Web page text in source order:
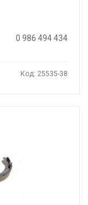
0 986 494 434
Код: 25535-38